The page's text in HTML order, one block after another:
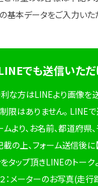
基本データをご入力い
でも送信いただ
な方はLINEより画像を
限はありません。 LINE
より、お名前、都道府県
載の上、フォーム送信後に
をタップ頂きLINEのトーク
：メーターのお写真(走